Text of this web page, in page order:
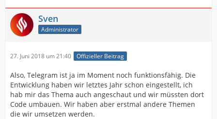
Sven
Administrator
27. Juni 2018 um 21:40 Offizieller Beitrag
Also, Telegram ist ja im Moment noch funktionsfähig. Die
Entwicklung haben wir letztes Jahr schon eingestellt, ich
hab mir das Thema auch angeschaut und wir müssten dort
Code umbauen. Wir haben aber erstmal andere Themen
die wir umsetzen werden.